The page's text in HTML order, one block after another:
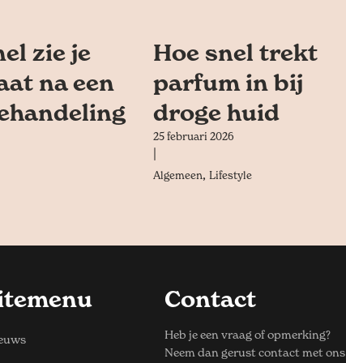
zie je
na een
Hoe snel trekt
parfum in bij
droge huid
25 februari 2026
Algemeen, Lifestyle
Contact
Heb je een vraag of opmerking?
Neem dan gerust contact met ons